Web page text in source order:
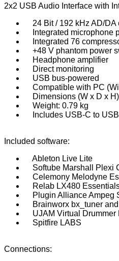
2x2 USB Audio Interface with
24 Bit / 192 kHz AD/DA
Integrated microphone
Integrated 76
+48 V phantom power
Headphone amplifier
Direct monitoring
USB bus-powered
Compatible with PC
Dimensions (W x D x
Weight: 0.79 kg
Includes USB-C to
Included software:
Ableton Live Lite
Softube Marshall Plexi
Celemony Melodyne
Relab LX480
Plugin Alliance Ampeg
Brainworx bx_tuner
UJAM Virtual Drummer
Spitfire LABS
Connections: